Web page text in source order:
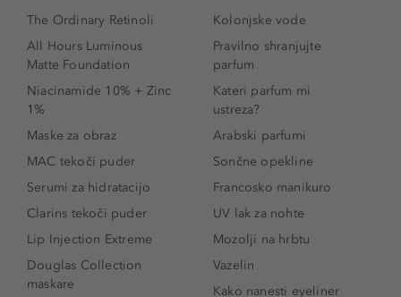
The Ordinary Retinoli
All Hours Luminous
Matte Foundation
Niacinamide 10% + Zinc
1%
Maske za obraz
MAC tekoči puder
Serumi za hidratacijo
Clarins tekoči puder
Lip Injection Extreme
Douglas Collection
maskare
Kolonjske vode
Pravilno shranjujte
parfum
Kateri parfum mi
ustreza?
Arabski parfumi
Sončne opekline
Francosko manikuro
UV lak za nohte
Mozolji na hrbtu
Vazelin
Kako nanesti eyeliner